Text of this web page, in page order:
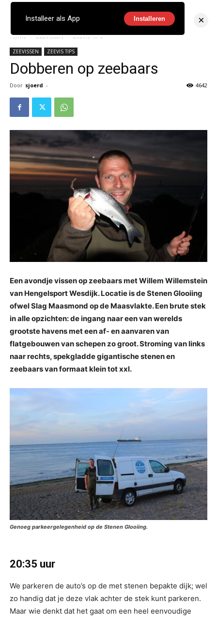
Home ZEEVISSEN ZEEVIS TIPS
ZEEVISSEN ZEEVIS TIPS
Dobberen op zeebaars
Door sjoerd - 4642
Een avondje vissen op zeebaars met Willem Willemstein
van Hengelsport Wesdijk. Locatie is de Stenen Glooiing
ofwel Slag Maasmond op de Maasvlakte. Een brute stek
in alle opzichten: de ingang naar een van werelds
grootste havens met een af- en aanvaren van
flatgebouwen van schepen zo groot. Stroming van links
naar rechts, spekgladde gigantische stenen en
zeebaars van formaat klein tot xxl.
Genoeg parkeergelegenheid op de Stenen Glooiing.
20:35 uur
We parkeren de auto’s op de met stenen bepakte dijk; wel
zo handig dat je deze vlak achter de stek kunt parkeren.
Maar wie denkt dat het gaat om een heel eenvoudige
Installeer als App Installeren ×